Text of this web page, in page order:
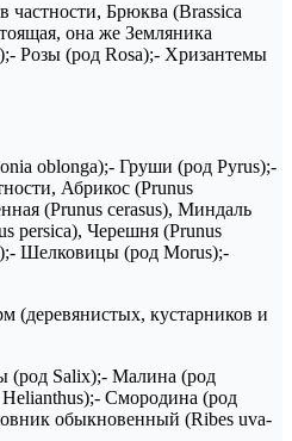
Брюква (Brassica
она же Земляника
Розы (род Rosa);- Хризантемы
oblonga);- Груши (род Pyrus);-
Абрикос (Prunus
(Prunus cerasus), Миндаль
persica), Черешня (Prunus
Шелковицы (род Morus);-
(деревянистых, кустарников и
Salix);- Малина (род
Смородина (род
обыкновенный (Ribes uva-